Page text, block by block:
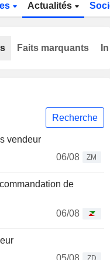
Actualités
Recherche
vendeur
06/08
ZM
de
06/08
ZD
Faits marquants